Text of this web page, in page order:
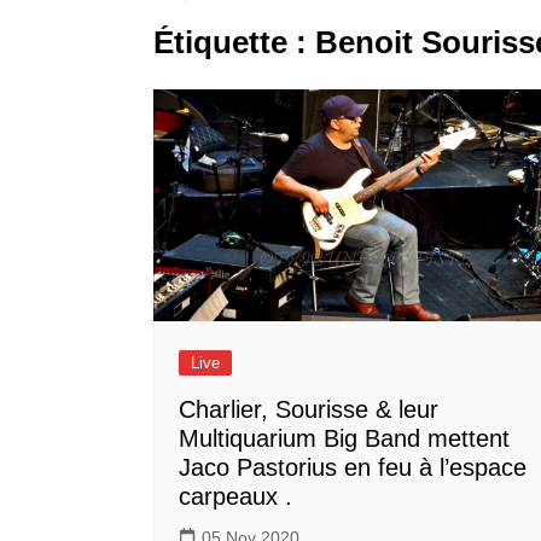
Étiquette : Benoit
Live
Charlier, Sourisse & leur
Multiquarium Big Band mettent
Jaco Pastorius en feu à l’espace
carpeaux .